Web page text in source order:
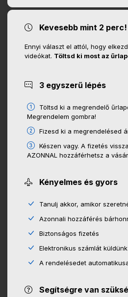
Kevesebb mint 2 perc!
Ennyi választ el attól, hogy
videókat. Töltsd ki most az
3 egyszerű lépés
Töltsd ki a megrendelő
Megrendelem gombra!
Fizesd ki a megrendelésed
Készen vagy. A fizetés
AZONNAL hozzáférhetsz a
Kényelmes és gyors
Tanulj akkor, amikor
Azonnali hozzáférés
Biztonságos fizetés
Elektronikus számlát küldünk
A rendelésedet
Segítségre van